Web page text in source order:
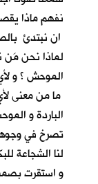
نفهم ماذا
ان نبتدئ
لماذا نحن مَن
الموحش ؟ و
ما من معنى
الباردة و
تصرخ في
لنا الشجاعة
و استقرت